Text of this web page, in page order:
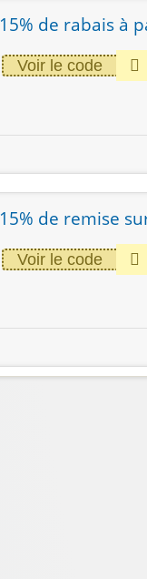
15% de rabais à
Voir le code
15% de remise
Voir le code